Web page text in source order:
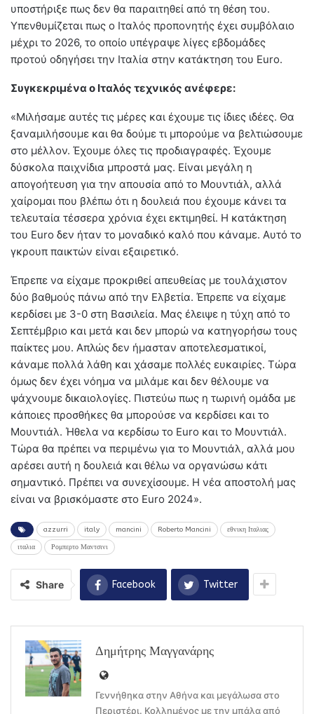
υποστήριξε πως δεν θα παραιτηθεί από τη θέση του.
Υπενθυμίζεται πως ο Ιταλός προπονητής έχει συμβόλαιο
μέχρι το 2026, το οποίο υπέγραψε λίγες εβδομάδες
προτού οδηγήσει την Ιταλία στην κατάκτηση του Euro.
Συγκεκριμένα ο Ιταλός τεχνικός ανέφερε:
«Μιλήσαμε αυτές τις μέρες και έχουμε τις ίδιες ιδέες. Θα
ξαναμιλήσουμε και θα δούμε τι μπορούμε να βελτιώσουμε
στο μέλλον. Έχουμε όλες τις προδιαγραφές. Έχουμε
δύσκολα παιχνίδια μπροστά μας. Είναι μεγάλη η
απογοήτευση για την απουσία από το Μουντιάλ, αλλά
χαίρομαι που βλέπω ότι η δουλειά που έχουμε κάνει τα
τελευταία τέσσερα χρόνια έχει εκτιμηθεί. Η κατάκτηση
του Euro δεν ήταν το μοναδικό καλό που κάναμε. Αυτό το
γκρουπ παικτών είναι εξαιρετικό.
Έπρεπε να είχαμε προκριθεί απευθείας με τουλάχιστον
δύο βαθμούς πάνω από την Ελβετία. Έπρεπε να είχαμε
κερδίσει με 3-0 στη Βασιλεία. Μας έλειψε η τύχη από το
Σεπτέμβριο και μετά και δεν μπορώ να κατηγορήσω τους
παίκτες μου. Απλώς δεν ήμασταν αποτελεσματικοί,
κάναμε πολλά λάθη και χάσαμε πολλές ευκαιρίες. Τώρα
όμως δεν έχει νόημα να μιλάμε και δεν θέλουμε να
ψάχνουμε δικαιολογίες. Πιστεύω πως η τωρινή ομάδα με
κάποιες προσθήκες θα μπορούσε να κερδίσει και το
Μουντιάλ. Ήθελα να κερδίσω το Euro και το Μουντιάλ.
Τώρα θα πρέπει να περιμένω για το Μουντιάλ, αλλά μου
αρέσει αυτή η δουλειά και θέλω να οργανώσω κάτι
σημαντικό. Πρέπει να συνεχίσουμε. H νέα αποστολή μας
είναι να βρισκόμαστε στο Euro 2024».
azzurri italy mancini Roberto Mancini εθνικη Ιταλιας
ιταλια Ρομπερτο Μαντσινι
Share Facebook Twitter
Δημήτρης Μαγγανάρης
Γεννήθηκα στην Αθήνα και μεγάλωσα στο
Περιστέρι. Κολλημένος με την μπάλα από